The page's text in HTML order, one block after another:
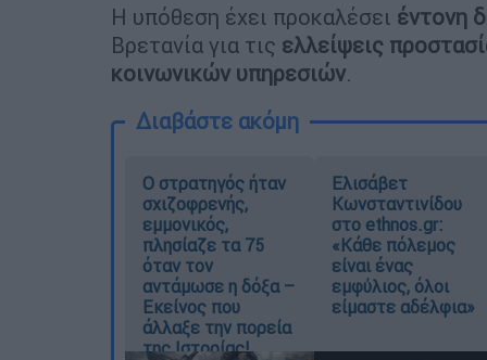
Η υπόθεση έχει προκαλέσει έντονη
Βρετανία για τις ελλείψεις
κοινωνικών υπηρεσιών.
Διαβάστε ακόμη
O στρατηγός ήταν
σχιζοφρενής,
εμμονικός,
πλησίαζε τα 75
όταν τον
αντάμωσε η δόξα –
Εκείνος που
άλλαξε την πορεία
της Ιστορίας!
Ελισάβετ
Κωνσταντινίδου
στο ethnos.gr:
«Κάθε πόλεμος
είναι ένας
εμφύλιος, όλοι
είμαστε αδέλφια»